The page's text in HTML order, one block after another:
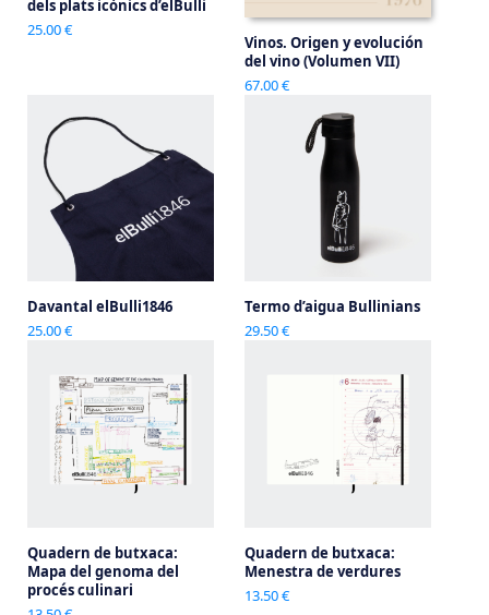
dels plats icònics d’elBulli
25.00 €
Vinos. Origen y evolución
del vino (Volumen VII)
67.00 €
Davantal elBulli1846
25.00 €
Termo d’aigua Bullinians
29.50 €
Quadern de butxaca:
Mapa del genoma del
procés culinari
Quadern de butxaca:
Menestra de verdures
13.50 €